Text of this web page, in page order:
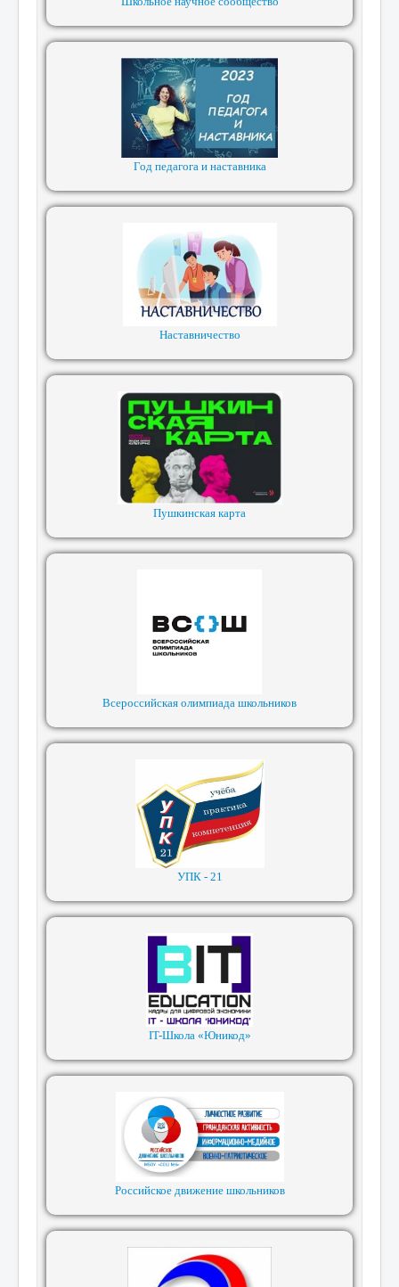
Год педагога и наставника
Наставничество
Пушкинская карта
Всероссийская олимпиада школьников
УПК - 21
IT-Школа «Юникод»
Российское движение школьников